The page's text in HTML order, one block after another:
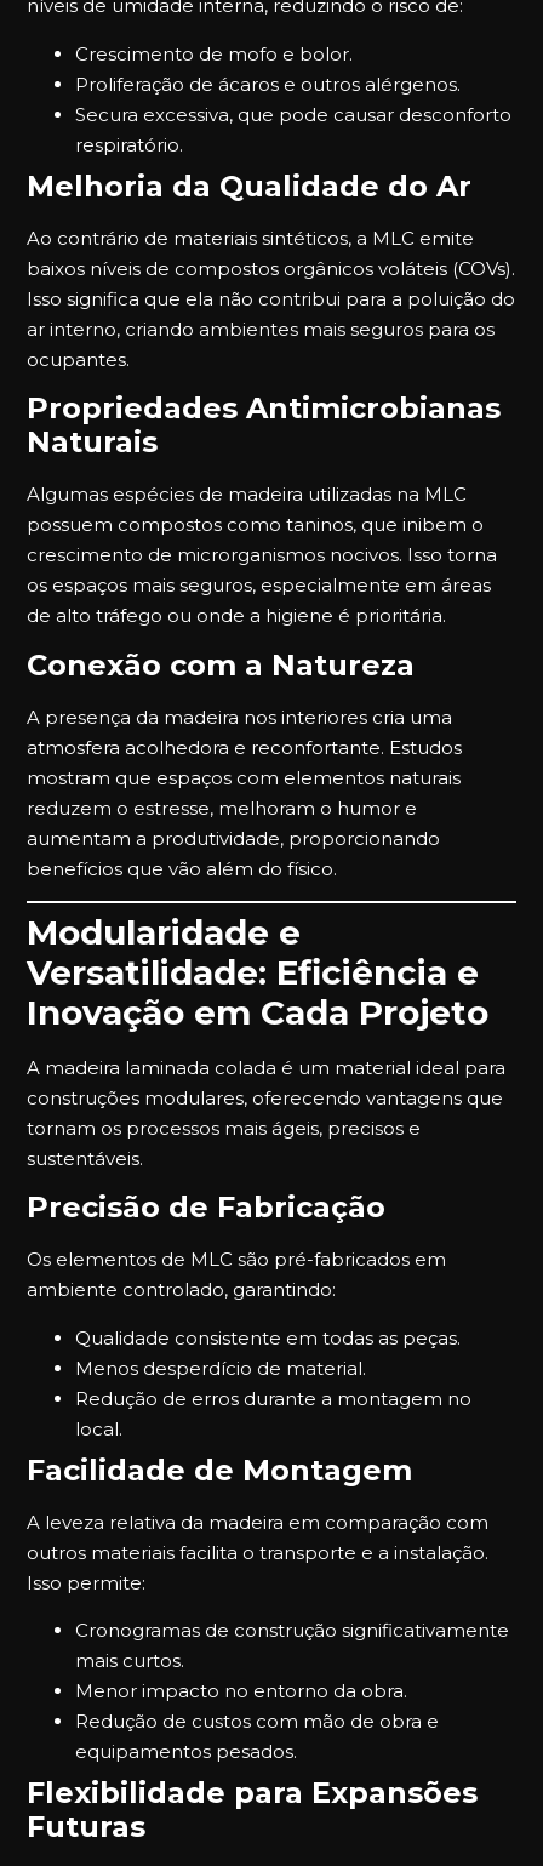
níveis de umidade interna, reduzindo o risco de:
Crescimento de mofo e bolor.
Proliferação de ácaros e outros alérgenos.
Secura excessiva, que pode causar desconforto
respiratório.
Melhoria da Qualidade do Ar
Ao contrário de materiais sintéticos, a MLC emite
baixos níveis de compostos orgânicos voláteis (COVs).
Isso significa que ela não contribui para a poluição do
ar interno, criando ambientes mais seguros para os
ocupantes.
Propriedades Antimicrobianas
Naturais
Algumas espécies de madeira utilizadas na MLC
possuem compostos como taninos, que inibem o
crescimento de microrganismos nocivos. Isso torna
os espaços mais seguros, especialmente em áreas
de alto tráfego ou onde a higiene é prioritária.
Conexão com a Natureza
A presença da madeira nos interiores cria uma
atmosfera acolhedora e reconfortante. Estudos
mostram que espaços com elementos naturais
reduzem o estresse, melhoram o humor e
aumentam a produtividade, proporcionando
benefícios que vão além do físico.
Modularidade e
Versatilidade: Eficiência e
Inovação em Cada Projeto
A madeira laminada colada é um material ideal para
construções modulares, oferecendo vantagens que
tornam os processos mais ágeis, precisos e
sustentáveis.
Precisão de Fabricação
Os elementos de MLC são pré-fabricados em
ambiente controlado, garantindo:
Qualidade consistente em todas as peças.
Menos desperdício de material.
Redução de erros durante a montagem no
local.
Facilidade de Montagem
A leveza relativa da madeira em comparação com
outros materiais facilita o transporte e a instalação.
Isso permite:
Cronogramas de construção significativamente
mais curtos.
Menor impacto no entorno da obra.
Redução de custos com mão de obra e
equipamentos pesados.
Flexibilidade para Expansões
Futuras